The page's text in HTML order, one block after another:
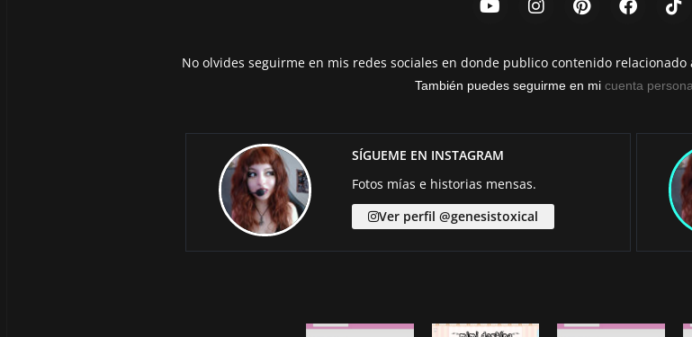
No olvides seguirme en mis redes sociales en donde publico contenido
También puedes seguirme en mi cuenta
SÍGUEME EN INSTAGRAM
Fotos mías e historias mensas.
Ver perfil @genesistoxical